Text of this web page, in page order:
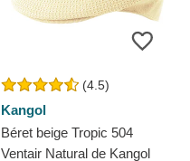
(4.5)
Kangol
Béret beige Tropic 504
Ventair Natural de Kangol